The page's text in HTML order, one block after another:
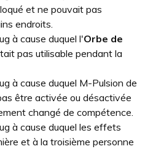
et ne pouvait pas
endroits.
à cause duquel l'Orbe de
pas utilisable pendant la
à cause duquel M-Pulsion de
être activée ou désactivée
changé de compétence.
à cause duquel les effets
et à la troisième personne